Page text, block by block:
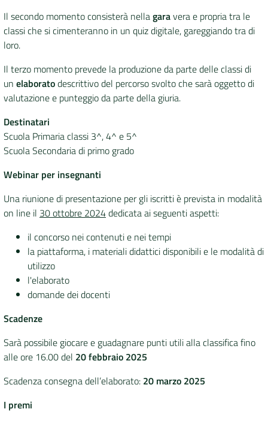
Il secondo momento consisterà nellagaravera e propria tra le
classi che si cimenteranno in un quiz digitale, gareggiando tra di
loro.
Il terzo momento prevede la produzione da parte delle classi di
un elaboratodescrittivo del percorso svolto che sarà oggetto di
valutazione e punteggio da parte della giuria.
Destinatari
Scuola Primaria classi 3^, 4^ e 5^
Scuola Secondaria di primo grado
Webinar per insegnanti
Una riunione di presentazione per gli iscritti è prevista in modalità
on line il 30 ottobre 2024dedicata ai seguenti aspetti:
il concorso nei contenuti e nei tempi
la piattaforma, i materiali didattici disponibili e le modalità di
utilizzo
l'elaborato
domande dei docenti
Scadenze
Sarà possibile giocare e guadagnare punti utili alla classifica fino
alle ore 16.00 del 20 febbraio 2025
Scadenza consegna dell’elaborato: 20 marzo 2025
I premi